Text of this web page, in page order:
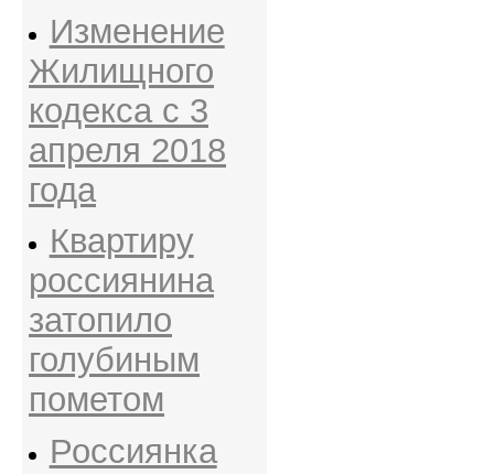
Изменение
Жилищного
кодекса с 3
апреля 2018
года
Квартиру
россиянина
затопило
голубиным
пометом
Россиянка